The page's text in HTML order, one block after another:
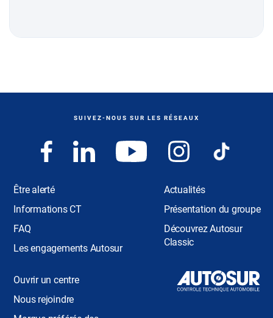
SUIVEZ-NOUS SUR LES RÉSEAUX
Être alerté
Informations CT
FAQ
Les engagements Autosur
Actualités
Présentation du groupe
Découvrez Autosur
Classic
Ouvrir un centre
Nous rejoindre